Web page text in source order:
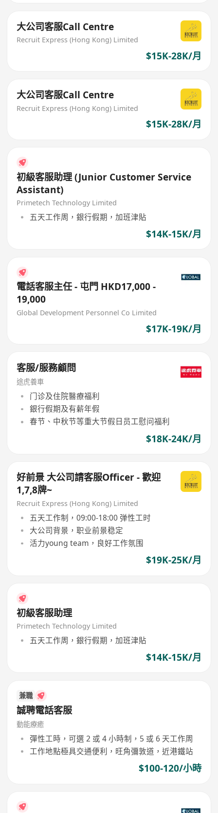
大公司客服Call Centre
Recruit Express (Hong Kong) Limited
$15K-28K/月
大公司客服Call Centre
Recruit Express (Hong Kong) Limited
$15K-28K/月
初級客服助理 (Junior Customer Service
Assistant)
Primetech Technology Limited
五天工作周，銀行假期，加班津貼
$14K-15K/月
電話客服主任 - 屯門 HKD17,000 -
19,000
Global Development Personnel Co Limited
$17K-19K/月
客服/服務顧問
途虎養車
门诊及住院醫療福利
銀行假期及有薪年假
春节、中秋节等重大节假日员工慰问福利
$18K-24K/月
好前景 大公司請客服Officer - 歡迎
1,7,8牌~
Recruit Express (Hong Kong) Limited
五天工作制，09:00-18:00 弹性工时
大公司背景，职业前景稳定
活力young team，良好工作氛围
$19K-25K/月
初級客服助理
Primetech Technology Limited
五天工作周，銀行假期，加班津貼
$14K-15K/月
兼職
誠聘電話客服
動能療癒
彈性工時，可選 2 或 4 小時制，5 或 6 天工作周
工作地點極具交通便利，旺角彌敦道，近港鐵站
$100-120/小時